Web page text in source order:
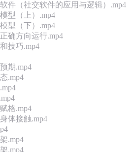
件（社交软件的应用与逻辑）.mp4
型（上）.mp4
型（下）.mp4
确方向运行.mp4
技巧.mp4
期.mp4
.mp4
格.mp4
体接触.mp4
.mp4
.mp4